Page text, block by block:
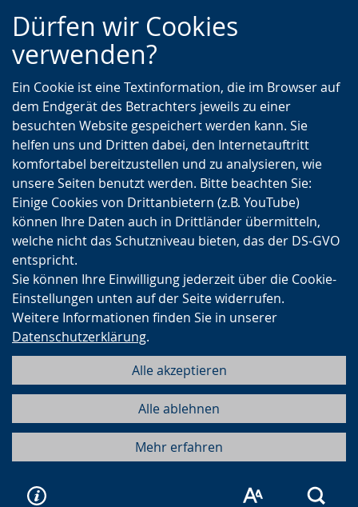
Zur
Hauptnavigation
Zur
Seitennavigation
Zum
Inhalt
Dürfen wir Cookies
verwenden?
Ein Cookie ist eine Textinformation, die im Browser auf
dem Endgerät des Betrachters jeweils zu einer
besuchten Website gespeichert werden kann. Sie
helfen uns und Dritten dabei, den Internetauftritt
komfortabel bereitzustellen und zu analysieren, wie
unsere Seiten benutzt werden. Bitte beachten Sie:
Einige Cookies von Drittanbietern (z.B. YouTube)
können Ihre Daten auch in Drittländer übermitteln,
welche nicht das Schutzniveau bieten, das der DS-GVO
entspricht.
Sie können Ihre Einwilligung jederzeit über die Cookie-
Einstellungen unten auf der Seite widerrufen.
Weitere Informationen finden Sie in unserer
Datenschutzerklärung.
Alle akzeptieren
Alle ablehnen
Mehr erfahren